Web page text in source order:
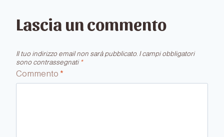
Lascia un commento
Il tuo indirizzo email non sarà pubblicato. I campi obbligatori
sono contrassegnati *
Commento *